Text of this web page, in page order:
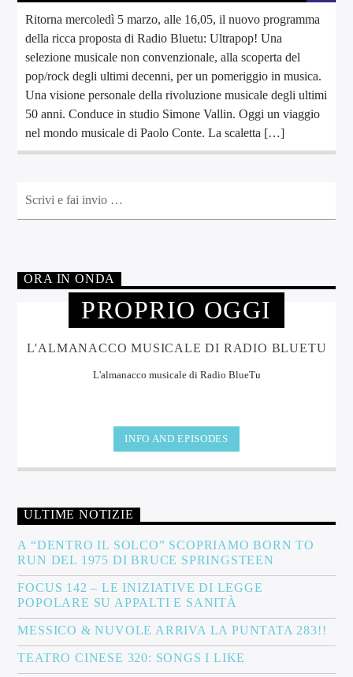
Ritorna mercoledì 5 marzo, alle 16,05, il nuovo programma
della ricca proposta di Radio Bluetu: Ultrapop! Una
selezione musicale non convenzionale, alla scoperta del
pop/rock degli ultimi decenni, per un pomeriggio in musica.
Una visione personale della rivoluzione musicale degli ultimi
50 anni. Conduce in studio Simone Vallin. Oggi un viaggio
nel mondo musicale di Paolo Conte. La scaletta […]
ORA IN ONDA
PROPRIO OGGI
L'ALMANACCO MUSICALE DI RADIO BLUETU
L'almanacco musicale di Radio BlueTu
INFO AND EPISODES
ULTIME NOTIZIE
A “DENTRO IL SOLCO” SCOPRIAMO BORN TO
RUN DEL 1975 DI BRUCE SPRINGSTEEN
FOCUS 142 – LE INIZIATIVE DI LEGGE
POPOLARE SU APPALTI E SANITÀ
MESSICO & NUVOLE ARRIVA LA PUNTATA 283!!
TEATRO CINESE 320: SONGS I LIKE